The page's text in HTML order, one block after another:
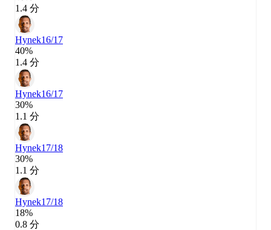
1.4 分
Hynek16/17
40%
1.4 分
Hynek16/17
30%
1.1 分
Hynek17/18
30%
1.1 分
Hynek17/18
18%
0.8 分